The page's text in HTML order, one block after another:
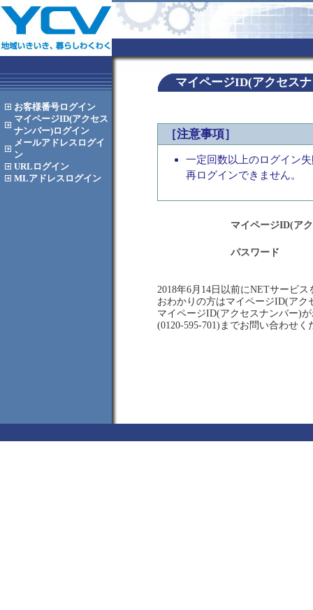
お客様番号ログイン
マイページID(アクセス
ナンバー)ログイン
メールアドレス ログイ
ン
URL ログイン
MLアドレス ログイン
マイページID(アクセス
［注意事項］
一定回数以上のログイン
再ログインできません。
マイページID(ア
パスワード
2018年6月14日以前にNETサービ
おわかりの方はマイページID(ア
マイページID(アクセスナンバー)
(0120-595-701)までお問い合わせく